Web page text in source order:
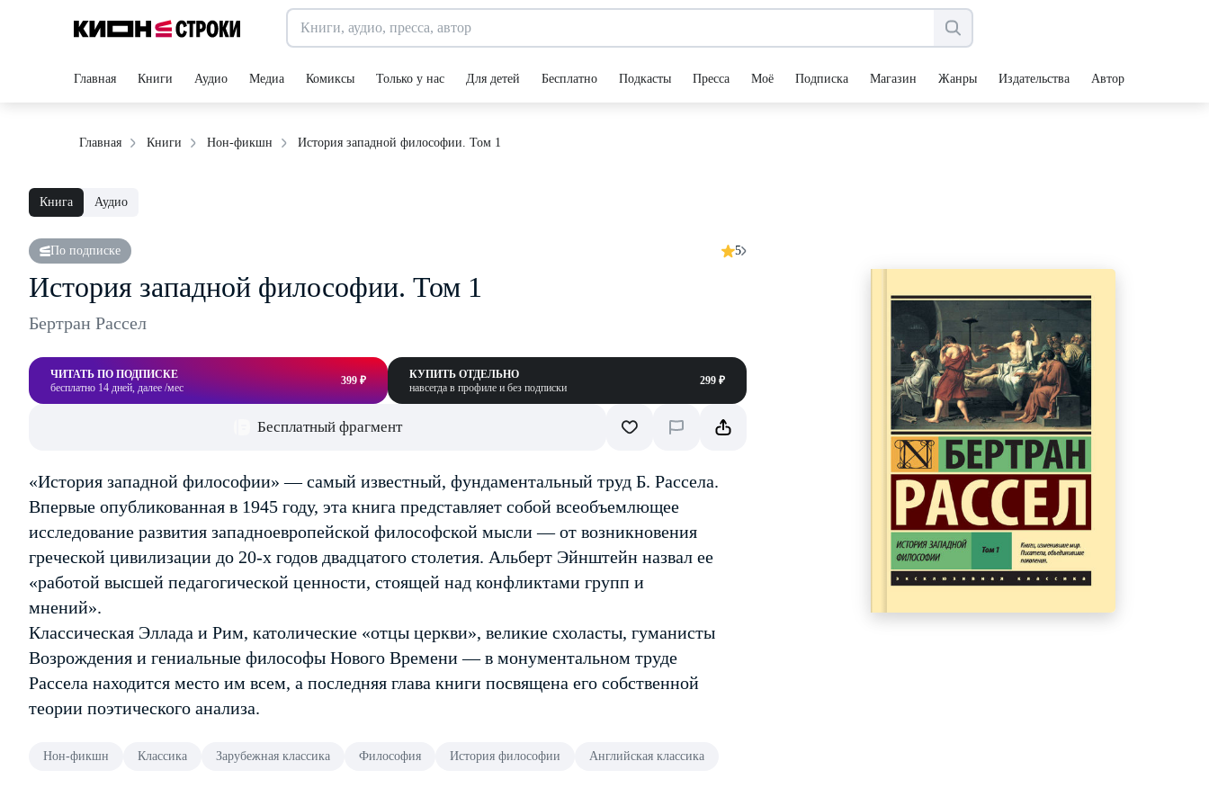
Главная Книги Аудио Медиа Комиксы Только у нас Для детей Бесплатно Подкасты Пресса Моё Подписка Магазин Жанры Издательства Авторы
Главная Книги Нон-фикшн История западной философии. Том 1
Книга Аудио
По подписке 5
История западной философии. Том 1
Бертран Рассел
ЧИТАТЬ ПО ПОДПИСКЕ
бесплатно 14 дней, далее /мес
399 ₽
КУПИТЬ ОТДЕЛЬНО
навсегда в профиле и без подписки
299 ₽
Бесплатный фрагмент
«История западной философии» — самый известный, фундаментальный труд Б. Рассела.
Впервые опубликованная в 1945 году, эта книга представляет собой всеобъемлющее
исследование развития западноевропейской философской мысли — от возникновения
греческой цивилизации до 20-х годов двадцатого столетия. Альберт Эйнштейн назвал ее
«работой высшей педагогической ценности, стоящей над конфликтами групп и
мнений».
Классическая Эллада и Рим, католические «отцы церкви», великие схоласты, гуманисты
Возрождения и гениальные философы Нового Времени — в монументальном труде
Рассела находится место им всем, а последняя глава книги посвящена его собственной
теории поэтического анализа.
Нон-фикшн Классика Зарубежная классика Философия История философии Английская классика